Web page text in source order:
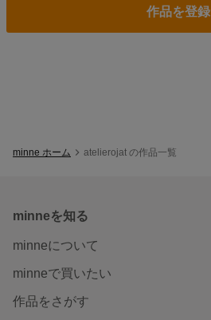
作品を登録
minne ホーム atelierojat の作品一覧
minneを知る
minneについて
minneで買いたい
作品をさがす